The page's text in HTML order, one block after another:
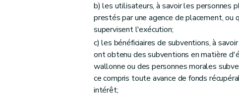
Chapitre VI Protection de la vie privée
Section 1 Désignation du responsable du
Art. 38
Le droit d'information lors de la collecte de données à
Art. 39
Section 3 Le droit d'accès aux données à
b) les utilisateurs, à savoir les personnes
prestés par une agence de placement,
supervisent l'exécution;
c) les bénéficiaires de subventions, à
ont obtenu des subventions en matière
wallonne ou des personnes morales
ce compris toute avance de fonds
intérêt;